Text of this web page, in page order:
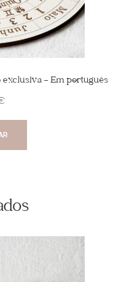
exclusiva – Em português